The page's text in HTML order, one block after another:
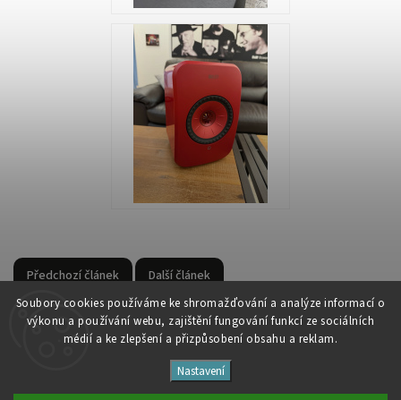
Soubory cookies používáme ke shromažďování a analýze informací o
výkonu a používání webu, zajištění fungování funkcí ze sociálních
médií a ke zlepšení a přizpůsobení obsahu a reklam.
Nastavení
Předchozí článek Další článek
Studio Špalíček